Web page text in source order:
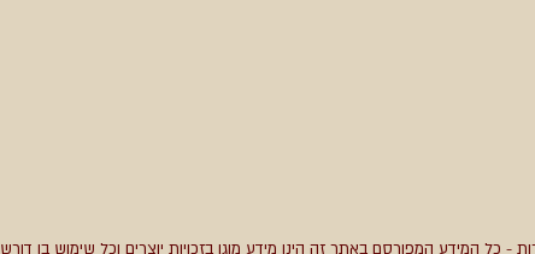
- כל המידע המפורסם באתר זה הינו מידע מוגן בזכויות יוצרים וכל שימוש בו דורש